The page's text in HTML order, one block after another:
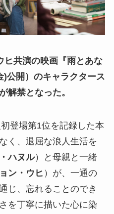
ヒ共演の映画『雨とあな
公開）のキャラクタース
解禁となった。
登場第1位を記録した本
く、退屈な浪人生活を
ハヌル）と母親と一緒
ン・ウヒ ）が、一通の
じ、忘れることのでき
を丁寧に描いた心に染